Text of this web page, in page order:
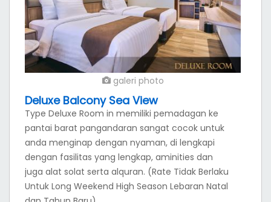
galeri photo
Deluxe Balcony Sea View
Type Deluxe Room in memiliki pemadagan ke
pantai barat pangandaran sangat cocok untuk
anda menginap dengan nyaman, di lengkapi
dengan fasilitas yang lengkap, aminities dan
juga alat solat serta alquran. (Rate Tidak Berlaku
Untuk Long Weekend High Season Lebaran Natal